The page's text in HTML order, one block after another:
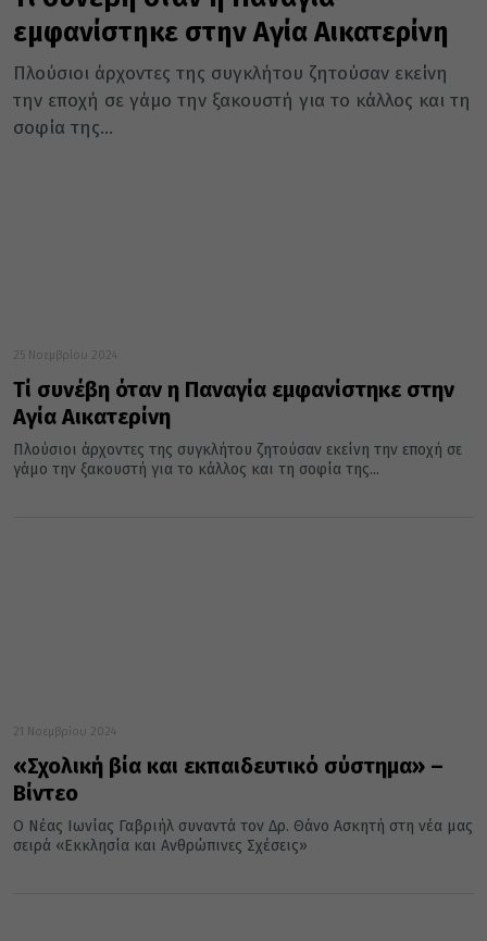
εμφανίστηκε στην Αγία Αικατερίνη
Πλούσιοι άρχοντες της συγκλήτου ζητούσαν εκείνη
την εποχή σε γάμο την ξακουστή για το κάλλος και τη
σοφία της...
25 Νοεμβρίου 2024
Τί συνέβη όταν η Παναγία εμφανίστηκε στην
Αγία Αικατερίνη
Πλούσιοι άρχοντες της συγκλήτου ζητούσαν εκείνη την εποχή σε
γάμο την ξακουστή για το κάλλος και τη σοφία της...
21 Νοεμβρίου 2024
«Σχολική βία και εκπαιδευτικό σύστημα» –
Βίντεο
Ο Νέας Ιωνίας Γαβριήλ συναντά τον Δρ. Θάνο Ασκητή στη νέα μας
σειρά «Εκκλησία και Ανθρώπινες Σχέσεις»